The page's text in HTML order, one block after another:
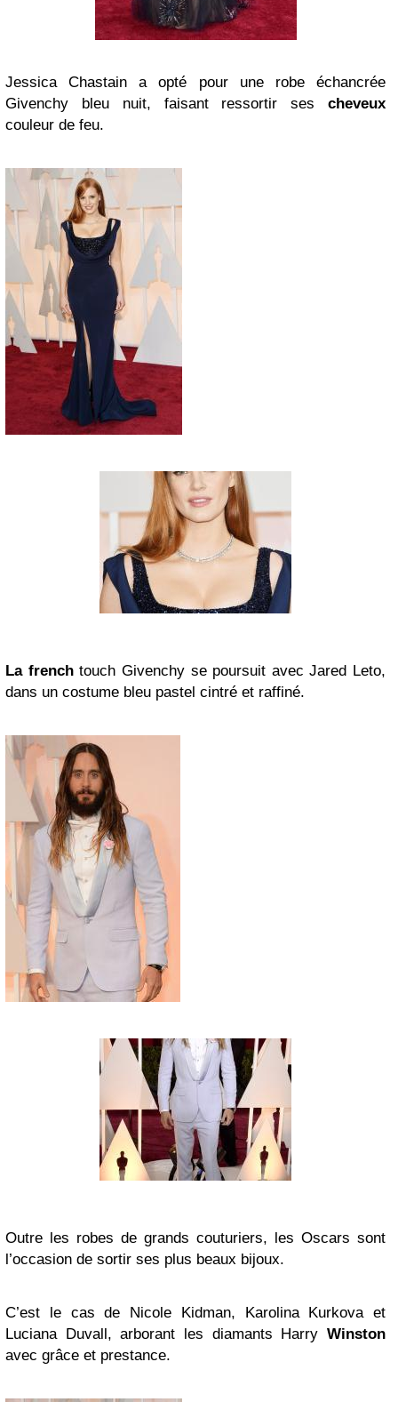
Jessica Chastain a opté pour une robe échancrée
Givenchy bleu nuit, faisant ressortir ses cheveux
couleur de feu.
La frenchtouch Givenchy se poursuit avec Jared Leto,
dans un costume bleu pastel cintré et raffiné.
Outre les robes de grands couturiers, les Oscars sont
l’occasion de sortir ses plus beaux bijoux.
C’est le cas de Nicole Kidman, Karolina Kurkova et
Luciana Duvall, arborant les diamants Harry Winston
avec grâce et prestance.